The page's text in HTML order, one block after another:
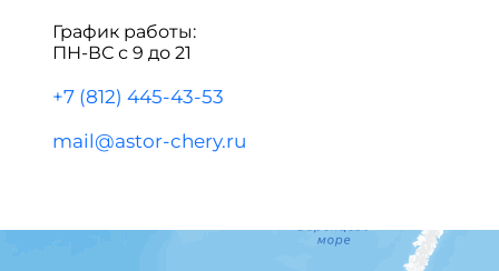
График работы:
ПН-ВС с 9 до 21
+7 (812) 445-43-53
mail@astor-chery.ru